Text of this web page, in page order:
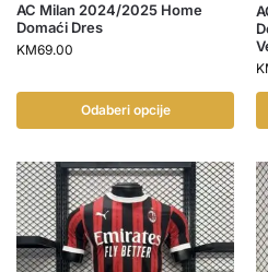
AC Milan 2024/2025 Home
Domaći Dres
KM69.00
Odaberi opcije